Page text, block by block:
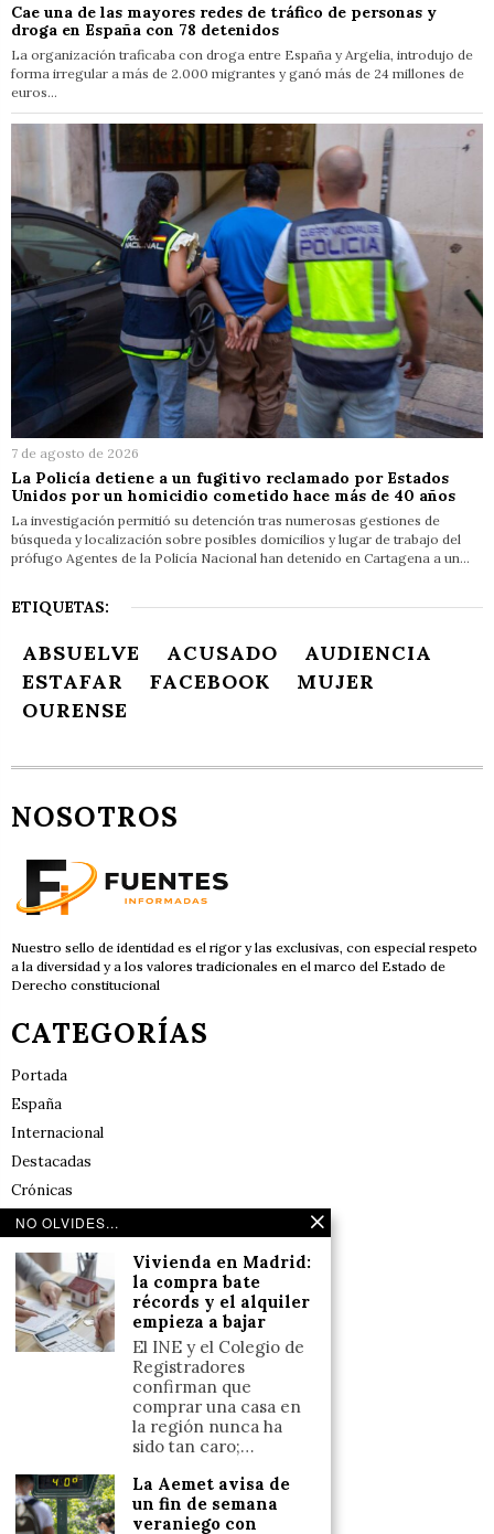
Cae una de las mayores redes de tráfico de personas y
droga en España con 78 detenidos
La organización traficaba con droga entre España y Argelia, introdujo de
forma irregular a más de 2.000 migrantes y ganó más de 24 millones de
euros…
7 de agosto de 2026
La Policía detiene a un fugitivo reclamado por Estados
Unidos por un homicidio cometido hace más de 40 años
La investigación permitió su detención tras numerosas gestiones de
búsqueda y localización sobre posibles domicilios y lugar de trabajo del
prófugo Agentes de la Policía Nacional han detenido en Cartagena a un…
ETIQUETAS:
ABSUELVE ACUSADO
AUDIENCIA
ESTAFAR
FACEBOOK
MUJER
OURENSE
NOSOTROS
Nuestro sello de identidad es el rigor y las exclusivas, con especial respeto
a la diversidad y a los valores tradicionales en el marco del Estado de
Derecho constitucional
CATEGORÍAS
Portada
España
Internacional
Destacadas
Crónicas
Noticias de deportes en España
Reflexiones
LINKS
Política de cookies (UE)
Términos y condiciones
Llámanos
NO OLVIDES...
Vivienda en Madrid:
la compra bate
récords y el alquiler
empieza a bajar
El INE y el Colegio de
Registradores
confirman que
comprar una casa en
la región nunca ha
sido tan caro;…
La Aemet avisa de
un fin de semana
veraniego con